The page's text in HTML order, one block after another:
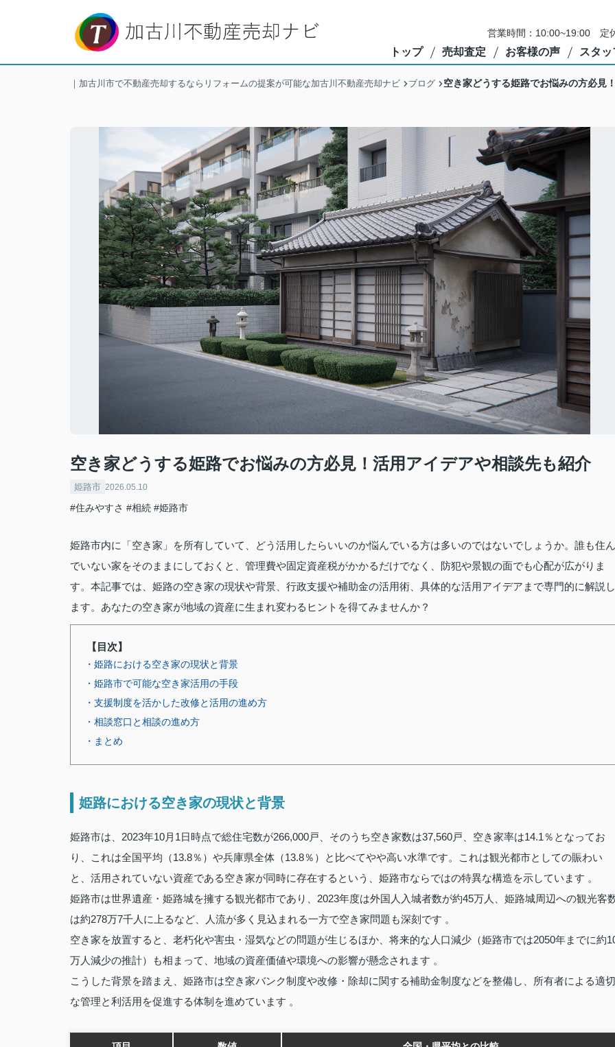
営業時間：10:00~19:00 定
トップ 売却査定 お客様の声 スタ
｜加古川市で不動産売却するならリフォームの提案が可能な加古川不動産売却ナビ ブログ 空き家どうする姫路でお悩みの方必見
空き家どうする姫路でお悩みの方必見！活用アイデアや相談先も紹介
姫路市 2026.05.10
#住みやすさ #相続 #姫路市
姫路市内に「空き家」を所有していて、どう活用したらいいのか悩んでいる方は多いのではないでしょうか。誰も住ん
でいない家をそのままにしておくと、管理費や固定資産税がかかるだけでなく、防犯や景観の面でも心配が広がりま
す。本記事では、姫路の空き家の現状や背景、行政支援や補助金の活用術、具体的な活用アイデアまで専門的に解説し
ます。あなたの空き家が地域の資産に生まれ変わるヒントを得てみませんか？
【目次】
・姫路における空き家の現状と背景
・姫路市で可能な空き家活用の手段
・支援制度を活かした改修と活用の進め方
・相談窓口と相談の進め方
・まとめ
姫路における空き家の現状と背景
姫路市は、2023年10月1日時点で総住宅数が266,000戸、そのうち空き家数は37,560戸、空き家率は14.1％となってお
り、これは全国平均（13.8％）や兵庫県全体（13.8％）と比べてやや高い水準です。これは観光都市としての賑わい
と、活用されていない資産である空き家が同時に存在するという、姫路市ならではの特異な構造を示しています 。
姫路市は世界遺産・姫路城を擁する観光都市であり、2023年度は外国人入城者数が約45万人、姫路城周辺への観光客
は約278万7千人に上るなど、人流が多く見込まれる一方で空き家問題も深刻です 。
空き家を放置すると、老朽化や害虫・湿気などの問題が生じるほか、将来的な人口減少（姫路市では2050年までに約
万人減少の推計）も相まって、地域の資産価値や環境への影響が懸念されます 。
こうした背景を踏まえ、姫路市は空き家バンク制度や改修・除却に関する補助金制度などを整備し、所有者による適切
な管理と利活用を促進する体制を進めています 。